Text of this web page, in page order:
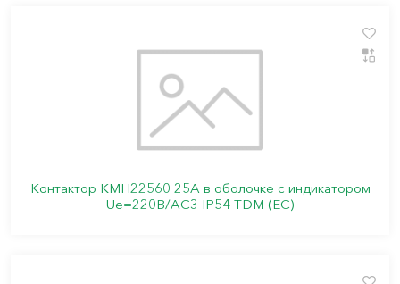
Контактор КМН22560 25А в оболочке с индикатором
Ue=220В/АС3 IP54 TDM (ЕС)